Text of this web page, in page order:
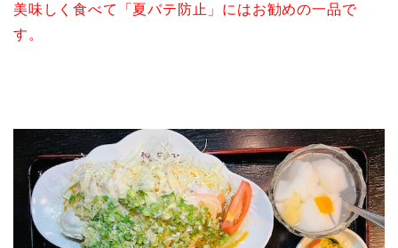
美味しく食べて「夏バテ防止」にはお勧めの一品で
す。